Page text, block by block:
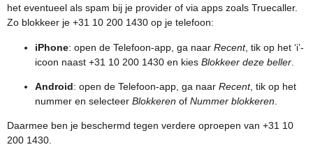
het eventueel als spam bij je provider of via apps zoals Truecaller.
Zo blokkeer je +31 10 200 1430 op je telefoon:
iPhone: open de Telefoon-app, ga naar Recent, tik op het ‘i’-
icoon naast +31 10 200 1430 en kies Blokkeer deze beller
Android: open de Telefoon-app, ga naar Recent, tik op het
nummer en selecteer Blokkeren of Nummer blokkeren
Daarmee ben je beschermd tegen verdere oproepen van +31 10
200 1430.